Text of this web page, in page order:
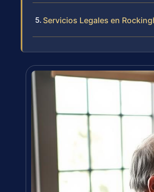
Servicios Legales en